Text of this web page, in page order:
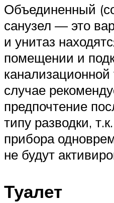
Объединенный
санузел — это
и унитаз
помещении и
случае
предпочтение
типу разводки,
прибора
не будут
Туалет